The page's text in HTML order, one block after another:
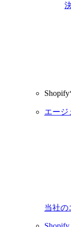
エージ
当社の